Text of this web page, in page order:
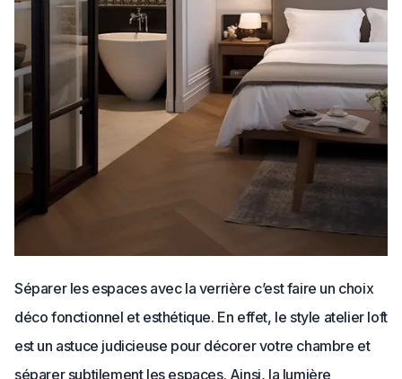
Séparer les espaces avec la verrière c’est faire un choix
déco fonctionnel et esthétique. En effet, le style atelier loft
est un astuce judicieuse pour décorer votre chambre et
séparer subtilement les espaces. Ainsi, la lumière